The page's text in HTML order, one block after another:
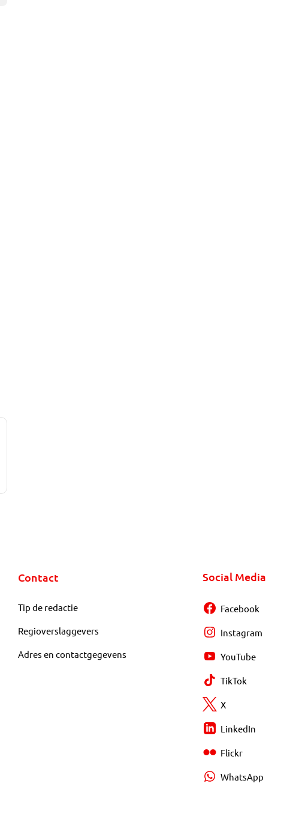
Contact
Tip de redactie
Regioverslaggevers
Adres en contactgegevens
Social Media
Facebook
Instagram
YouTube
TikTok
X
LinkedIn
Flickr
WhatsApp